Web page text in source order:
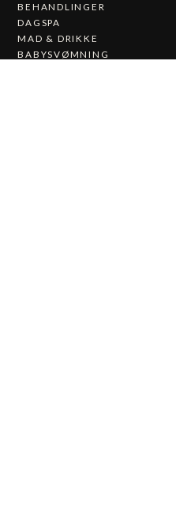
BEHANDLINGER
DAGSPA
MAD & DRIKKE
BABYSVØMNING